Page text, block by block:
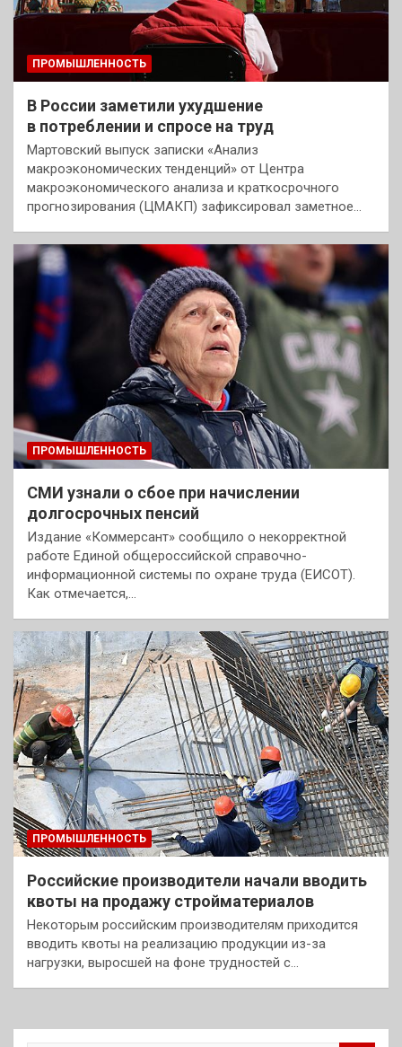
ПРОМЫШЛЕННОСТЬ
В России заметили ухудшение
в потреблении и спросе на труд
Мартовский выпуск записки «Анализ
макроэкономических тенденций» от Центра
макроэкономического анализа и краткосрочного
прогнозирования (ЦМАКП) зафиксировал заметное…
ПРОМЫШЛЕННОСТЬ
СМИ узнали о сбое при начислении
долгосрочных пенсий
Издание «Коммерсант» сообщило о некорректной
работе Единой общероссийской справочно-
информационной системы по охране труда (ЕИСОТ).
Как отмечается,…
ПРОМЫШЛЕННОСТЬ
Российские производители начали вводить
квоты на продажу стройматериалов
Некоторым российским производителям приходится
вводить квоты на реализацию продукции из-за
нагрузки, выросшей на фоне трудностей с…